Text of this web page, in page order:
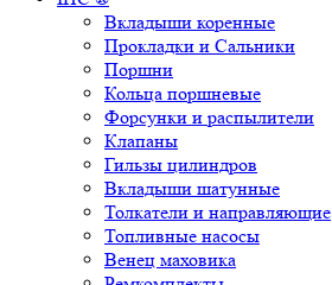
Вкладыши коренные
Прокладки и Сальники
Поршни
Кольца поршневые
Форсунки и распылители
Клапаны
Гильзы цилиндров
Вкладыши шатунные
Толкатели и направляющие
Топливные насосы
Венец маховика